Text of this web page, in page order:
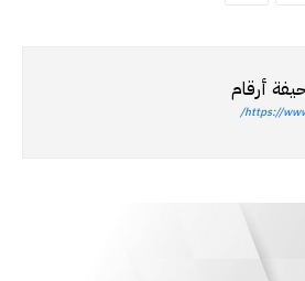
أرقام
https://